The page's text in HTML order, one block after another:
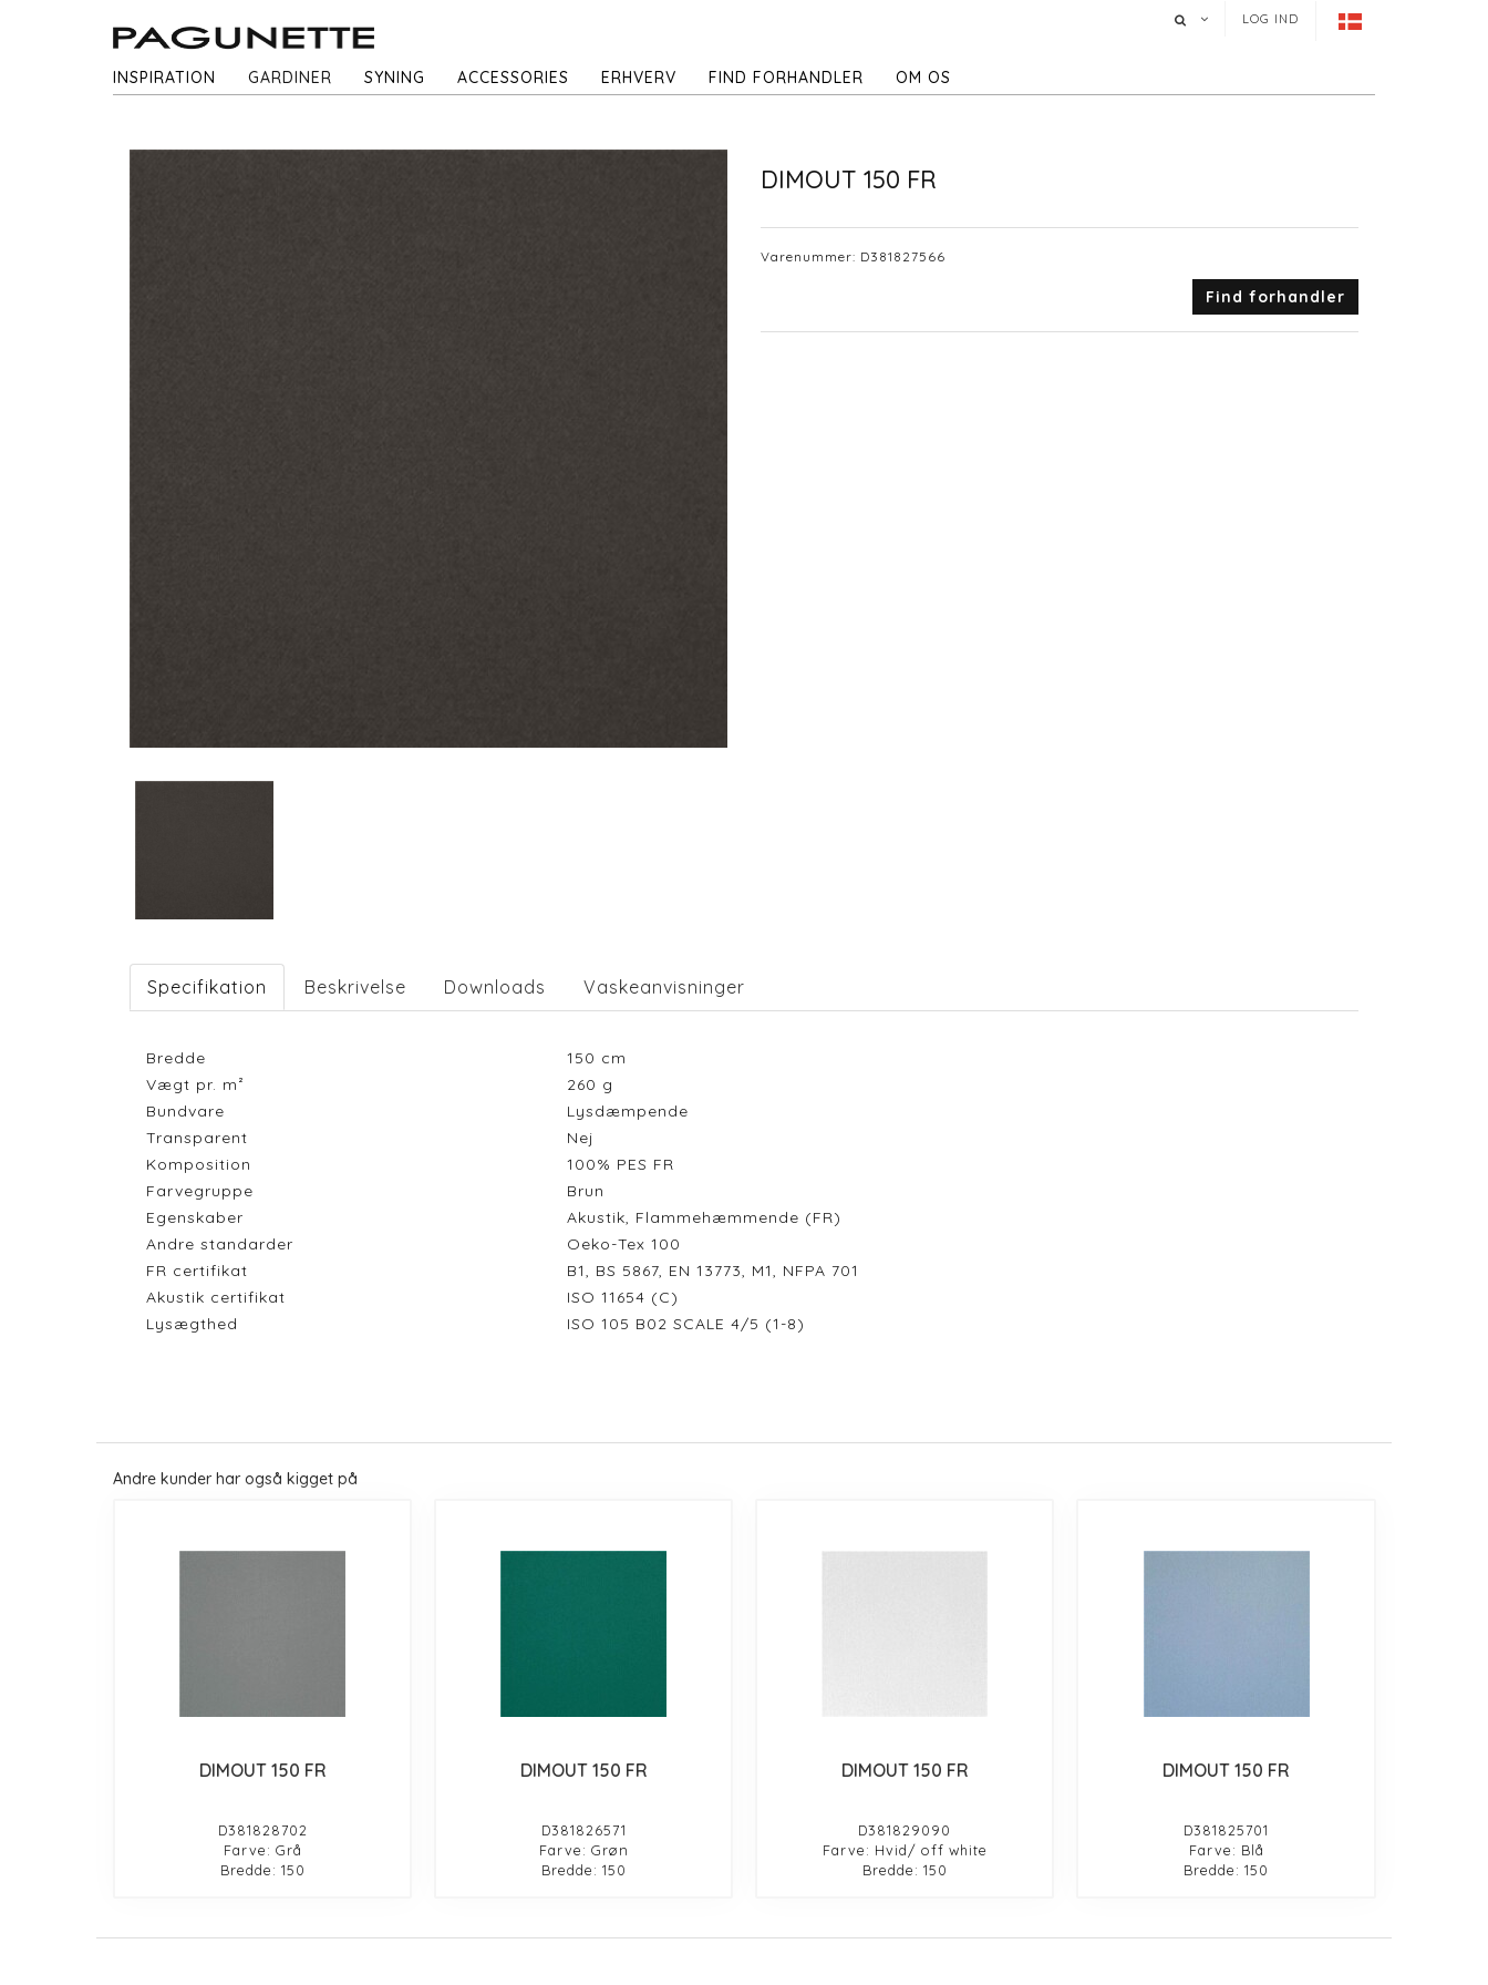
LOG IND
INSPIRATION GARDINER SYNING ACCESSORIES ERHVERV FIND FORHANDLER OM OS
DIMOUT 150 FR
Varenummer: D381827566
Find forhandler
Specifikation Beskrivelse Downloads Vaskeanvisninger
Bredde 150 cm
Vægt pr. m²
260 g
Bundvare
Lysdæmpende
Transparent
Nej
Komposition
100% PES FR
Farvegruppe
Brun
Egenskaber
Akustik, Flammehæmmende (FR)
Andre standarder
Oeko-Tex 100
FR certifikat
B1, BS 5867, EN 13773, M1, NFPA 701
Akustik certifikat
ISO 11654 (C)
Lysægthed
ISO 105 B02 SCALE 4/5 (1-8)
Andre kunder har også kigget på
DIMOUT 150 FR
D381828702
Farve: Grå
Bredde: 150
DIMOUT 150 FR
D381826571
Farve: Grøn
Bredde: 150
DIMOUT 150 FR
D381829090
Farve: Hvid/ off white
Bredde: 150
DIMOUT 150 FR
D381825701
Farve: Blå
Bredde: 150